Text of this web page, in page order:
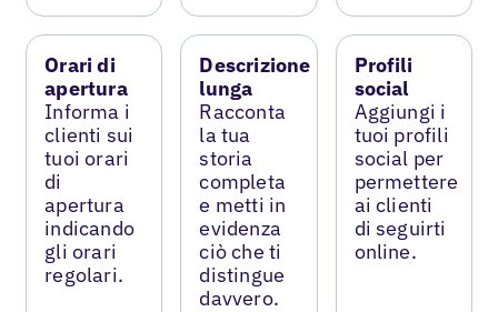
Orari di
apertura
Informa i
clienti sui
tuoi orari
di
apertura
indicando
gli orari
regolari.
Descrizione
lunga
Racconta
la tua
storia
completa
e metti in
evidenza
ciò che ti
distingue
davvero.
Profili
social
Aggiungi i
tuoi profili
social per
permettere
ai clienti
di seguirti
online.